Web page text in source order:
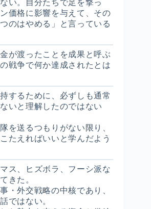
い。自分たちで足を撃っ
価格に影響を与えて、その
のはやめる」と言っている
が渡ったことを成果と呼ぶ
戦争で何か達成されたとは
するために、必ずしも通常
いと理解したのではない
を送るつもりがない限り、
たえればいいと学んだよう
ス、ヒズボラ、フーシ派な
きた。
・外交戦略の中核であり、
ではない。